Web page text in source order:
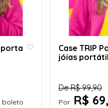
porta
boleto
Case TRIP
jóias
DeR$ 99,90
Por R$